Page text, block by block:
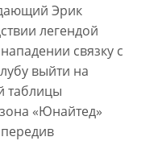
Эрик
легендой
связку с
выйти на
таблицы
«Юнайтед»